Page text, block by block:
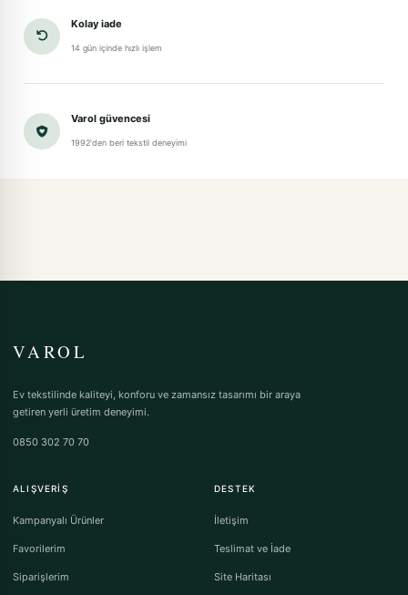
Kolay iade
14 gün içinde hızlı işlem
Varol güvencesi
1992'den beri tekstil deneyimi
VAROL
Ev tekstilinde kaliteyi, konforu ve zamansız tasarımı bir araya
getiren yerli üretim deneyimi.
0850 302 70 70
ALIŞVERIŞ
Kampanyalı Ürünler
Favorilerim
Siparişlerim
DESTEK
İletişim
Teslimat ve İade
Site Haritası